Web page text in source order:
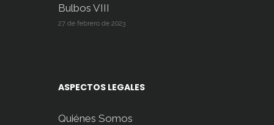
Bulbos VIII
27 de febrero de 2023
ASPECTOS LEGALES
Quiénes Somos